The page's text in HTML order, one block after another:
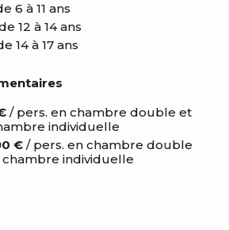
6 à 11 ans
12 à 14 ans
14 à 17 ans
/ pers. en chambre double et
individuelle
€ / pers. en chambre double
chambre individuelle